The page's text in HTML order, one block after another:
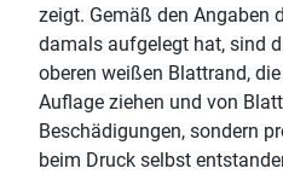
zeigt. Gemäß den Angaben
damals aufgelegt hat, sind
oberen weißen Blattrand,
Auflage ziehen und von
Beschädigungen, sondern
beim Druck selbst